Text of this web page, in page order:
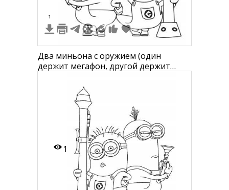
1
Два миньона с оружием (один
держит мегафон, другой держит
1